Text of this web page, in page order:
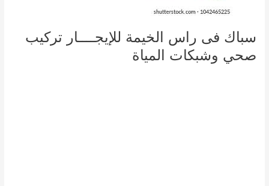
سباك فى راس الخيمة للإيجــــار تركيب
صحي وشبكات المياة